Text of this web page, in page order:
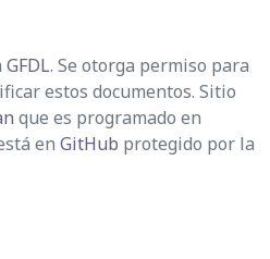
GFDL. Se otorga permiso para
estos documentos. Sitio
que es programado en
en GitHub protegido por la